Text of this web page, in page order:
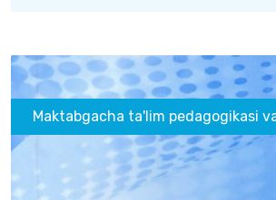
Maktabgacha ta'lim pedagogikasi